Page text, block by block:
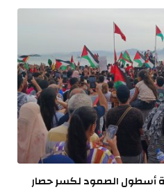
أسطول الصمود لكسر حصار